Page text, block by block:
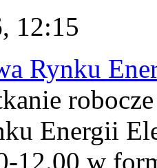
12:15
Rynku
Energii
12.00 w